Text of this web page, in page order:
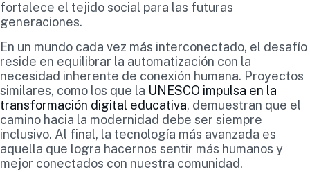
fortalece el tejido social para las futuras
generaciones.
En un mundo cada vez más interconectado, el desafío
reside en equilibrar la automatización con la
necesidad inherente de conexión humana. Proyectos
similares, como los que la UNESCO impulsa en la
transformación digital educativa, demuestran que el
camino hacia la modernidad debe ser siempre
inclusivo. Al final, la tecnología más avanzada es
aquella que logra hacernos sentir más humanos y
mejor conectados con nuestra comunidad.